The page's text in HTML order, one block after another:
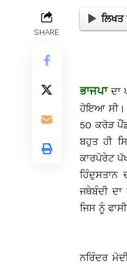
SHARE
ਭਾਜਪਾਦਾ
ਹੋਇਆ ਸੀ।
50 ਕਰੋੜ
ਬਹੁਤ ਹੀ
ਕਾਰਪੋਰੇਟ
ਹਿੰਦੁਸਤਾਨ
ਜਥੇਬੰਦੀ
ਜਿਸ ਨੂੰ
ਨਰਿੰਦਰ